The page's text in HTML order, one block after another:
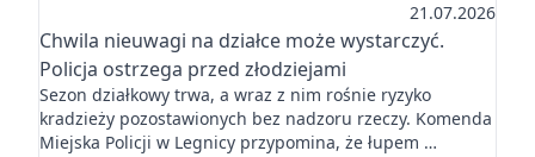
21.07.2026
Chwila nieuwagi na działce może wystarczyć.
Policja ostrzega przed złodziejami
Sezon działkowy trwa, a wraz z nim rośnie ryzyko
kradzieży pozostawionych bez nadzoru rzeczy. Komenda
Miejska Policji w Legnicy przypomina, że łupem …